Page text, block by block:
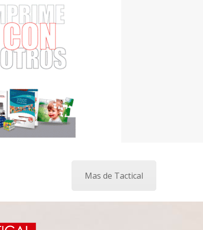
Mas de Tactical